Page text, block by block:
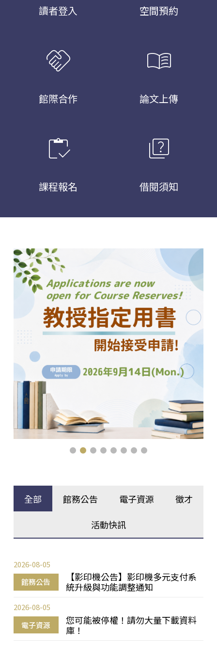
讀者登入 空間預約
handshake
館際合作
menu_book
論文上傳
inventory
課程報名
quiz
借閱須知
全部 館務公告 電子資源 徵才
活動快訊
館務公告
【影印機公告】影印機多元支付系
統升級與功能調整通知
2026-08-05
電子資源
您可能被停權！請勿大量下載資料
庫！
2026-08-05